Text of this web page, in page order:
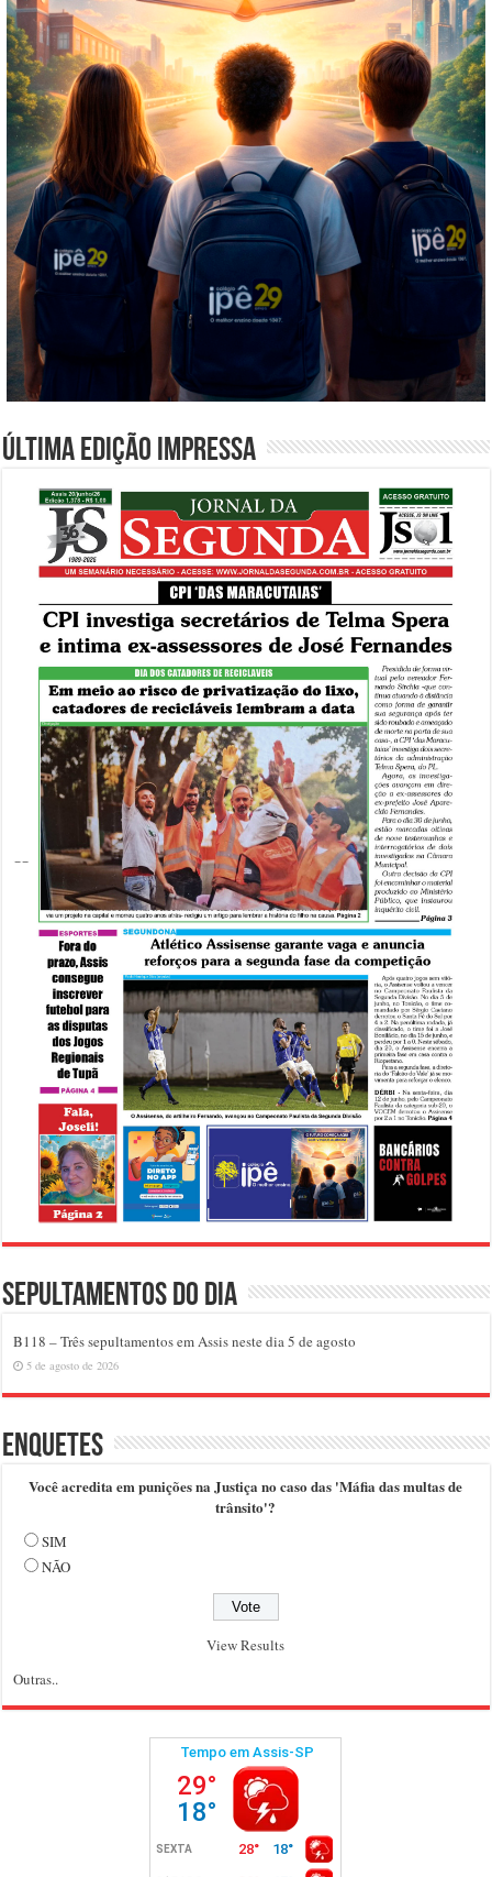
Última edição impressa
Sepultamentos do dia
B118 – Três sepultamentos em Assis neste dia 5 de agosto
5 de agosto de 2026
Enquetes
Você acredita em punições na Justiça no caso das 'Máfia das multas de
trânsito'?
SIM
NÃO
View Results
Outras..